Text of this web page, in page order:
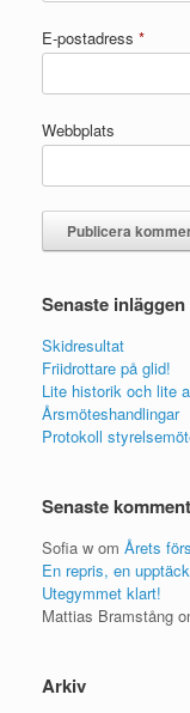
E-postadress *
Webbplats
Senaste inläggen
Skidresultat
Friidrottare på glid!
Lite historik och lite
Årsmöteshandlingar
Protokoll
Senaste
Sofia w om Årets
En repris, en
Utegymmet klart!
Mattias Bramstång
Arkiv